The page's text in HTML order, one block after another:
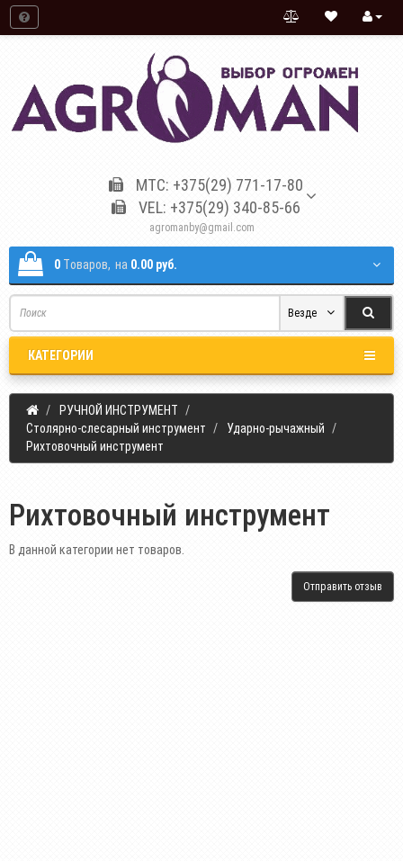
МТС: +375(29) 771-17-80
VEL: +375(29) 340-85-66
agromanby@gmail.com
0 Tоваров, на 0.00 руб.
Везде
КАТЕГОРИИ
РУЧНОЙ ИНСТРУМЕНТ
Столярно-слесарный инструмент
Ударно-рычажный
Рихтовочный инструмент
Рихтовочный инструмент
В данной категории нет товаров.
Отправить отзыв